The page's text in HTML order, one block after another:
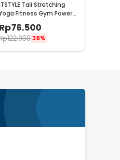
Tali Stretching
Fitness Gym Power
Rope - P3PRO
Rp76.500
122.90038%